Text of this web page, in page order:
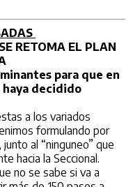
RETOMA EL PLAN
para que en
haya decidido
a los variados
formulando por
al “ninguneo” que
hacia la Seccional.
no se sabe si va a